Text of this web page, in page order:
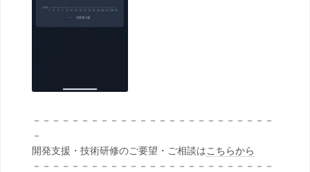
－－－－－－－－－－－－－－－－－－－－－－－－－
－
開発支援・技術研修のご要望・ご相談はこちらから
－－－－－－－－－－－－－－－－－－－－－－－－－